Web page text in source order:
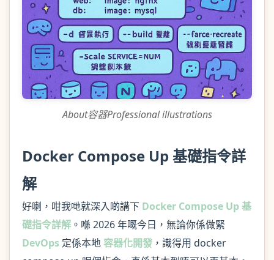
About容器Professional illustrations
Docker Compose Up 基礎指令詳
解
好喇，咁我哋就深入啲講下 Docker Compose Up 基
礎指令詳解 。喺 2026 年嘅今日，無論你係做緊
DevOps 定係本地容器化開發 ，識得用 docker